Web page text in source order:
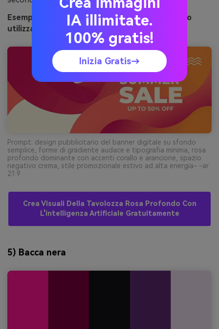
Esempio di immagine di sunset fuchsia generato
utilizzando media.io
Prompt: design pubblicitario del banner digitale su sfondo
semplice, forme di gradiente audace e tipografia minima, rosa
profondo dominante con accenti corallo e arancione, spazio
negativo crema, stile promozionale estivo ad alta energia- -ar
21:9
Crea Visuali Della Tavolozza Rosa Profondo Con
L'intelligenza Artificiale Gratuitamente
5) Bacca nera
IA illimitate.
100% gratis!
Inizia Gratis→